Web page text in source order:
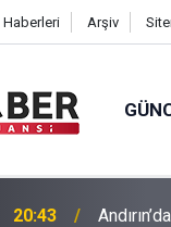
Haberleri Arşiv
20:43